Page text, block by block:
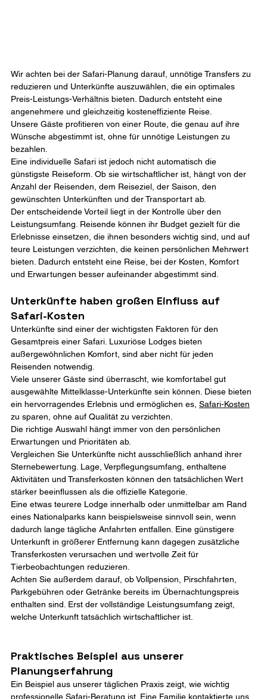
Wir achten bei der Safari-Planung darauf, unnötige Transfers zu
reduzieren und Unterkünfte auszuwählen, die ein optimales
Preis-Leistungs-Verhältnis bieten. Dadurch entsteht eine
angenehmere und gleichzeitig kosteneffiziente Reise.
Unsere Gäste profitieren von einer Route, die genau auf ihre
Wünsche abgestimmt ist, ohne für unnötige Leistungen zu
bezahlen.
Eine individuelle Safari ist jedoch nicht automatisch die
günstigste Reiseform. Ob sie wirtschaftlicher ist, hängt von der
Anzahl der Reisenden, dem Reiseziel, der Saison, den
gewünschten Unterkünften und der Transportart ab.
Der entscheidende Vorteil liegt in der Kontrolle über den
Leistungsumfang. Reisende können ihr Budget gezielt für die
Erlebnisse einsetzen, die ihnen besonders wichtig sind, und auf
teure Leistungen verzichten, die keinen persönlichen Mehrwert
bieten. Dadurch entsteht eine Reise, bei der Kosten, Komfort
und Erwartungen besser aufeinander abgestimmt sind.
Unterkünfte haben großen Einfluss auf
Safari-Kosten
Unterkünfte sind einer der wichtigsten Faktoren für den
Gesamtpreis einer Safari. Luxuriöse Lodges bieten
außergewöhnlichen Komfort, sind aber nicht für jeden
Reisenden notwendig.
Viele unserer Gäste sind überrascht, wie komfortabel gut
ausgewählte Mittelklasse-Unterkünfte sein können. Diese bieten
ein hervorragendes Erlebnis und ermöglichen es, Safari-Kosten
zu sparen, ohne auf Qualität zu verzichten.
Die richtige Auswahl hängt immer von den persönlichen
Erwartungen und Prioritäten ab.
Vergleichen Sie Unterkünfte nicht ausschließlich anhand ihrer
Sternebewertung. Lage, Verpflegungsumfang, enthaltene
Aktivitäten und Transferkosten können den tatsächlichen Wert
stärker beeinflussen als die offizielle Kategorie.
Eine etwas teurere Lodge innerhalb oder unmittelbar am Rand
eines Nationalparks kann beispielsweise sinnvoll sein, wenn
dadurch lange tägliche Anfahrten entfallen. Eine günstigere
Unterkunft in größerer Entfernung kann dagegen zusätzliche
Transferkosten verursachen und wertvolle Zeit für
Tierbeobachtungen reduzieren.
Achten Sie außerdem darauf, ob Vollpension, Pirschfahrten,
Parkgebühren oder Getränke bereits im Übernachtungspreis
enthalten sind. Erst der vollständige Leistungsumfang zeigt,
welche Unterkunft tatsächlich wirtschaftlicher ist.
Praktisches Beispiel aus unserer
Planungserfahrung
Ein Beispiel aus unserer täglichen Praxis zeigt, wie wichtig
professionelle Safari-Beratung ist. Eine Familie kontaktierte uns,